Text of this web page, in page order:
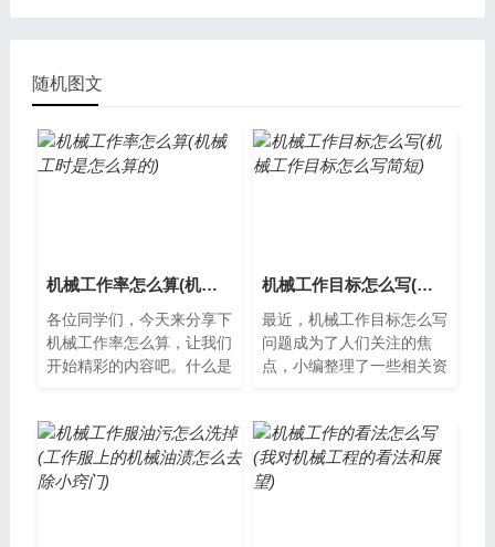
随机图文
机械工作率怎么算(机械工时是怎么算的)
各位同学们，今天来分享下
机械工作率怎么算，让我们
开始精彩的内容吧。什么是
成的工作量...
机械工作目标怎么写(机械工作目标怎么写简短)
最近，机械工作目标怎么写
问题成为了人们关注的焦
点，小编整理了一些相关资
助。机械工作目标...